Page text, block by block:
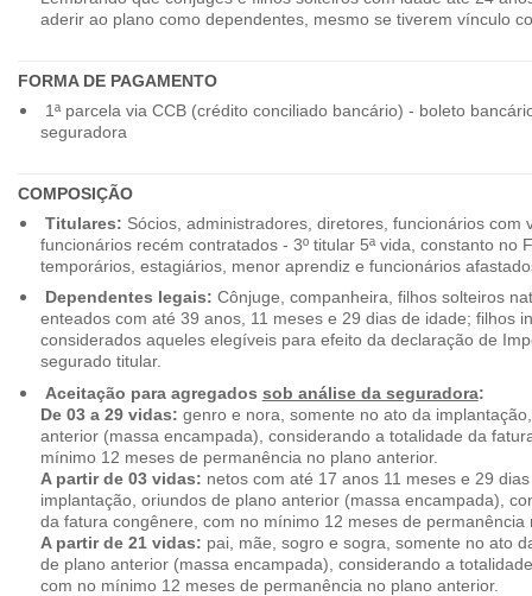
aderir ao plano como dependentes, mesmo se tiverem vínculo
FORMA DE PAGAMENTO
1ª parcela via CCB (crédito conciliado bancário) - boleto
seguradora
COMPOSIÇÃO
Titulares: Sócios, administradores, diretores, funcionários com
funcionários recém contratados - 3º titular 5ª vida, constanto no
temporários, estagiários, menor aprendiz e funcionários
Dependentes legais: Cônjuge, companheira, filhos solteiros
enteados com até 39 anos, 11 meses e 29 dias de idade; filhos
considerados aqueles elegíveis para efeito da declaração de
segurado titular.
Aceitação para agregados sob análise da seguradora:
De 03 a 29 vidas: genro e nora, somente no ato da
anterior (massa encampada), considerando a totalidade da
mínimo 12 meses de permanência no plano anterior.
A partir de 03 vidas: netos com até 17 anos 11 meses e 29
implantação, oriundos de plano anterior (massa encampada),
da fatura congênere, com no mínimo 12 meses de permanência
A partir de 21 vidas: pai, mãe, sogro e sogra, somente no ato
de plano anterior (massa encampada), considerando a
com no mínimo 12 meses de permanência no plano anterior.